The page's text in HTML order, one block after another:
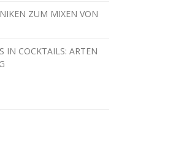
ZUM MIXEN VON
IN COCKTAILS: ARTEN